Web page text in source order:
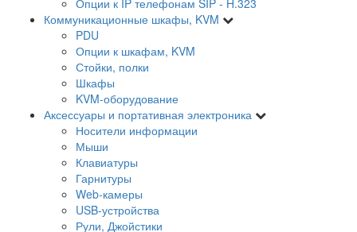
Коммуникационные шкафы, KVM
PDU
Опции к шкафам, KVM
Стойки, полки
Шкафы
KVM-оборудование
Аксессуары и портативная электроника
Носители информации
Мыши
Клавиатуры
Гарнитуры
Web-камеры
USB-устройства
Рули, Джойстики